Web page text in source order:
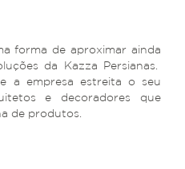
forma de aproximar ainda
da Kazza Persianas.
a empresa estreita o seu
e decoradores que
de produtos.